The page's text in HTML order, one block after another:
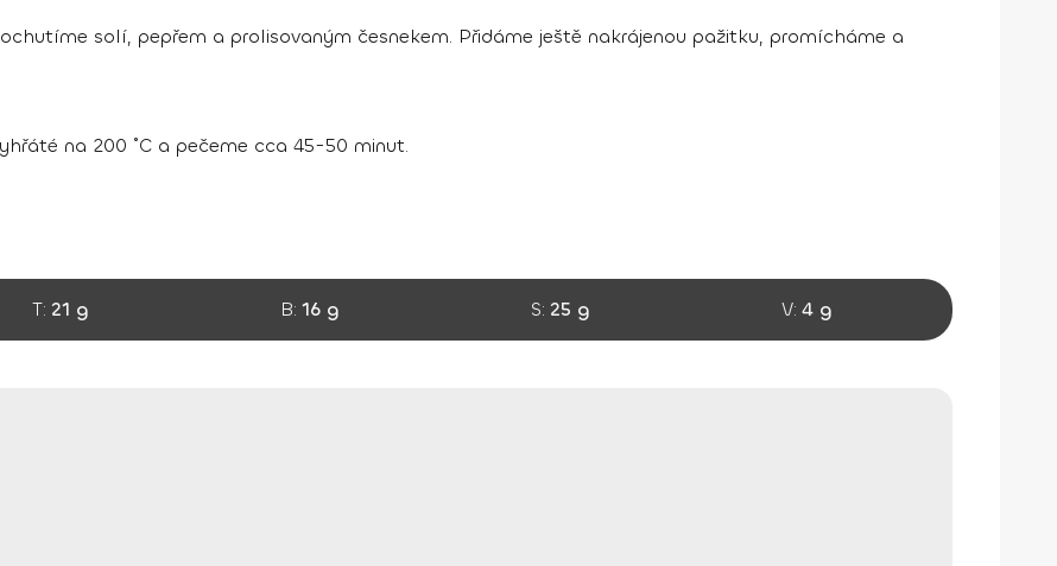
solí, pepřem a prolisovaným česnekem. Přidáme ještě nakrájenou pažitku, promícháme a
na 200 ˚C a pečeme cca 45-50 minut.
T: 21 g B: 16 g S: 25 g V: 4 g